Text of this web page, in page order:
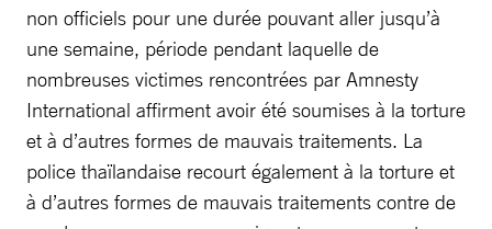
non officiels pour une durée pouvant aller jusqu’à
une semaine, période pendant laquelle de
nombreuses victimes rencontrées par Amnesty
International affirment avoir été soumises à la torture
et à d’autres formes de mauvais traitements. La
police thaïlandaise recourt également à la torture et
à d’autres formes de mauvais traitements contre de